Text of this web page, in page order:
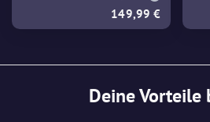
149,99 €
Deine Vorteile